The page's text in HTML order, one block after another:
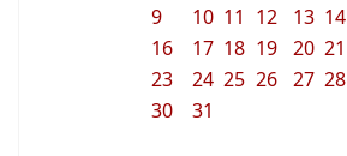
9
10 11 12 13 14
16
17 18 19 20 21
23
24 25 26 27 28
30
31